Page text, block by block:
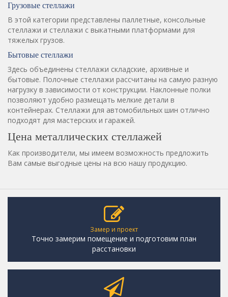
Грузовые стеллажи
В этой категории представлены паллетные, консольные
стеллажи и стеллажи с выкатными платформами для
тяжелых грузов.
Бытовые стеллажи
Здесь объединены стеллажи складские, архивные и
бытовые. Полочные стеллажи рассчитаны на самую разную
нагрузку в зависимости от конструкции. Наклонные полки
позволяют удобно размещать мелкие детали в
контейнерах. Стеллажи для автомобильных шин отлично
подходят для мастерских и гаражей.
Цена металлических стеллажей
Как производители, мы имеем возможность предложить
Вам самые выгодные цены на всю нашу продукцию.
Замер и проект
Точно замерим помещение и подготовим план
расстановки